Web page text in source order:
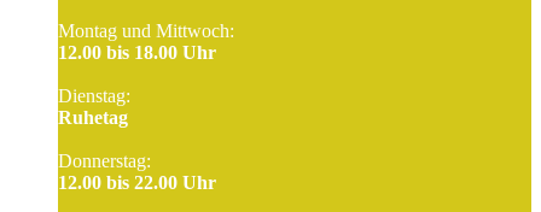
Montag und Mittwoch:
12.00 bis 18.00 Uhr
Dienstag:
Ruhetag
Donnerstag:
12.00 bis 22.00 Uhr